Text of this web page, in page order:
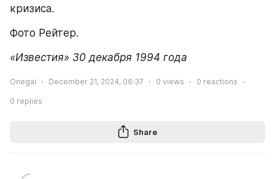
кризиса.
Фото Рейтер.
«Известия» 30 декабря 1994 года
Onegai December 21, 2024, 06:37 0 views 0 reactions
0 replies
Share